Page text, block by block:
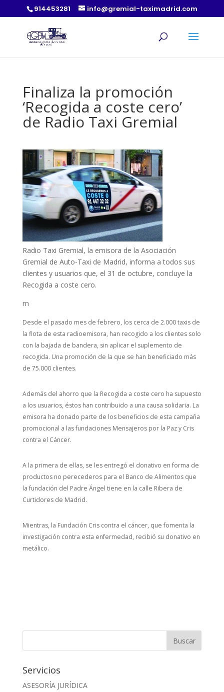
914453281 info@gremial-taximadrid.com
Finaliza la promoción
‘Recogida a coste cero’
de Radio Taxi Gremial
Radio Taxi Gremial, la emisora de la Asociación
Gremial de Auto-Taxi de Madrid, informa a todos sus
clientes y usuarios que, el 31 de octubre, concluye la
Recogida a coste cero.
rn
Desde el pasado mes de febrero, los cerca de 2.000 taxis de
la flota de esta radioemisora, han recogido a los clientes solo
con la bajada de bandera, sin aplicar el suplemento de
recogida. Una promoción de la que se han beneficiado más
de 75.000 clientes.
Además del ahorro que la Recogida a coste cero ha supuesto
a los usuarios, éstos han contribuido a una causa solidaria. La
emisora ha donado parte de los beneficios de esta campaña
promocional a las fundaciones Mensajeros por la Paz y Cris
contra el Cáncer.
A la primera de ellas, se les entregó el donativo en forma de
productos no perecederos para el Banco de Alimentos que
la fundación del Padre Ángel tiene en la calle Ribera de
Curtidores de Madrid.
Mientras, la Fundación Cris contra el cáncer, que fomenta la
investigación contra esta enfermedad, recibió su donativo en
metálico.
Servicios
ASESORÍA JURÍDICA